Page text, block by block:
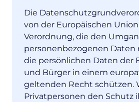
Die
von der Europäischen
Verordnung, die den
personenbezogenen Daten
die persönlichen Daten der
und Bürger in einem
geltenden Recht schützen.
Privatpersonen den Schutz